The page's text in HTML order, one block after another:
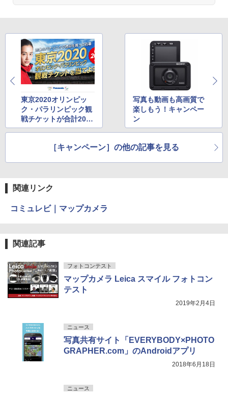
東京2020オリンピッ
ク・パラリンピック観
戦チケットが合計2020
名様に当たる！キャン
写真も動画も高画質で
楽しもう！キャンペー
ン
［キャンペーン］の他の記事を見る
関連リンク
コミュレビ｜マップカメラ
関連記事
フォトコンテスト
マップカメラ Leica スマイル フォトコン
テスト
2019年2月4日
ニュース
写真共有サイト「EVERYBODY×PHOTO
GRAPHER.com」のAndroidアプリ
2018年6月18日
ニュース